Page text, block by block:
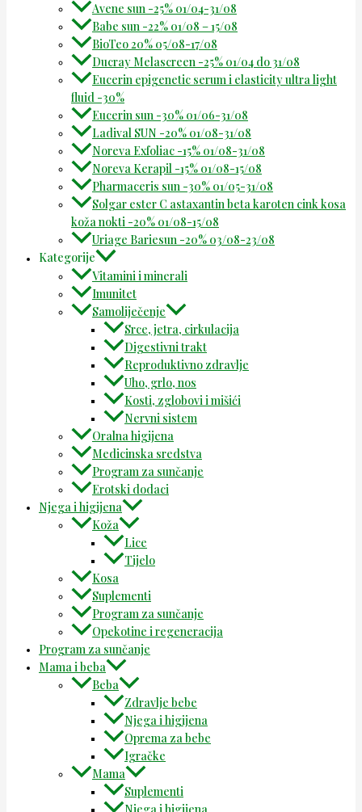
Avene sun -25% 01/04-31/08
Babe sun -22% 01/08 – 15/08
BioTeo 20% 05/08-17/08
Ducray Melascreen -25% 01/04 do 31/08
Eucerin epigenetic serum i elasticity ultra light
fluid -30%
Eucerin sun -30% 01/06-31/08
Ladival SUN -20% 01/08-31/08
Noreva Exfoliac -15% 01/08-31/08
Noreva Kerapil -15% 01/08-15/08
Pharmaceris sun -30% 01/05-31/08
Solgar ester C astaxantin beta karoten cink kosa
koža nokti -20% 01/08-15/08
Uriage Bariesun -20% 03/08-23/08
Kategorije
Vitamini i minerali
Imunitet
Samoliječenje
Srce, jetra, cirkulacija
Digestivni trakt
Reproduktivno zdravlje
Uho, grlo, nos
Kosti, zglobovi i mišići
Nervni sistem
Oralna higijena
Medicinska sredstva
Program za sunčanje
Erotski dodaci
Njega i higijena
Koža
Lice
Tijelo
Kosa
Suplementi
Program za sunčanje
Opekotine i regeneracija
Program za sunčanje
Mama i beba
Beba
Zdravlje bebe
Njega i higijena
Oprema za bebe
Igračke
Mama
Suplementi